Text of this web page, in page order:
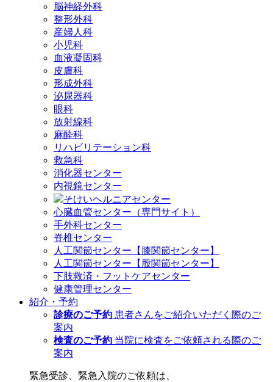
脳神経外科
整形外科
産婦人科
小児科
血液凝固科
皮膚科
形成外科
泌尿器科
眼科
放射線科
麻酔科
リハビリテーション科
救急科
消化器センター
内視鏡センター
そけいヘルニアセンター
心臓血管センター（専門サイト）
手外科センター
脊椎センター
人工関節センター【膝関節センター】
人工関節センター【股関節センター】
下肢救済・フットケアセンター
健康管理センター
紹介・予約
診療のご予約 患者さんをご紹介いただく際のご
案内
検査のご予約 当院に検査をご依頼される際のご
案内
緊急受診、緊急入院のご依頼は、